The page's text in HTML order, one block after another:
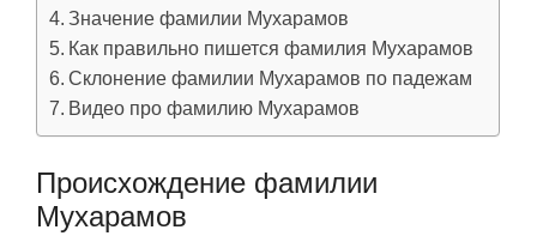
Значение фамилии Мухарамов
Как правильно пишется фамилия Мухарамов
Склонение фамилии Мухарамов по падежам
Видео про фамилию Мухарамов
Происхождение фамилии
Мухарамов